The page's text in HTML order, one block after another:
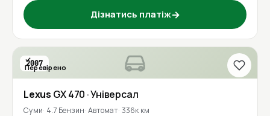
Дізнатись платіж→
2007
Перевірено
Lexus GX 470 · Універсал
Суми 4.7 Бензин Автомат 336к км